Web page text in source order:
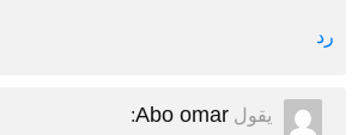
رد
يقول Abo omar
: